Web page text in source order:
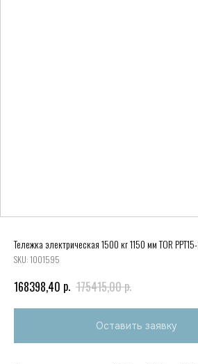
Тележка электрическая 1500 кг 1150 мм TOR
SKU:1001595
168398,40 р. 175415,00р.
Оставить заявку